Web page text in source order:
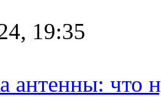
19:35
антенны: что